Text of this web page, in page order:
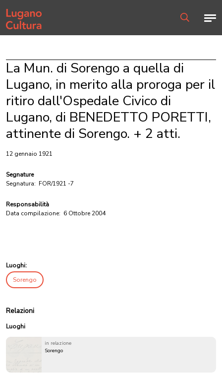
Home page
La Mun. di Sorengo a quella di
Lugano, in merito alla proroga per il
ritiro dall'Ospedale Civico di
Lugano, di BENEDETTO PORETTI,
attinente di Sorengo. + 2 atti.
12 gennaio 1921
Segnature
Segnatura: FOR/1921 -7
Responsabilità
Data compilazione: 6 Ottobre 2004
Luoghi:
Sorengo
Relazioni
Luoghi
in relazione
Sorengo